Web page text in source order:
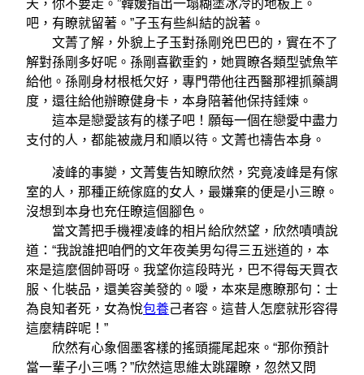
天，你不要走。”韓媛指出一塌糊塗冰冷的地板上。
吧，有瞭就留著。”子玉有些糾結的說著。
文菁了解，外貌上子玉對孫剛兇巴巴的，實在不了
解對孫剛多好呢。孫剛喜歡垂釣，她買瞭各類型號魚竿
給他。孫剛身材根柢欠好，專門帶他往西醫那裡抓藥調
度，還往給他辦瞭健身卡，本身陪著他保持錘煉。
這本是戀愛該有的樣子吧！願每一個在戀愛中盡力
支付的人，都能被歲月和順以待。文菁也禱告本身。
凌峰的事變，文菁隻告知瞭欣然，究竟凌峰是有傢
室的人，那種正統傢庭的女人，最嫌棄的便是小三瞭。
沒想到本身也充任瞭這個腳色。
當文菁把手機裡凌峰的相片給欣然望，欣然嘖嘖說
道：“我說誰把咱們的文年夜美男勾得三五迷道的，本
來是這麼個帥哥呀。我望你這段時光，巴不得每天買衣
服、化裝品，還美容美發的。噯，本來是應瞭那句：士
為良知者死，女為悅包養己者容。這昔人怎麼就形容得
這麼精辟呢！”
欣然有心象個墨客樣的搖頭擺尾起來。“那你預計
當一輩子小三嗎？”欣然這思維太跳躍瞭，忽然又問